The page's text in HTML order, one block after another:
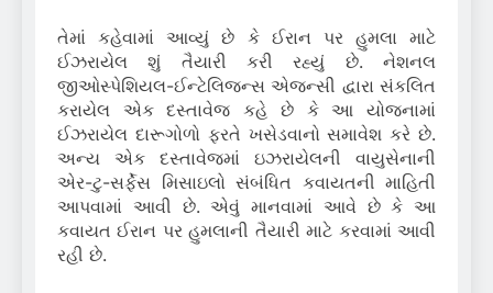
તેમાં કહેવામાં આવ્યું છે કે ઈરાન પર હુમલા માટે
ઈઝરાયેલ શું તૈયારી કરી રહ્યું છે. નેશનલ
જીઓસ્પેશિયલ-ઈન્ટેલિજન્સ એજન્સી દ્વારા સંકલિત
કરાયેલ એક દસ્તાવેજ કહે છે કે આ યોજનામાં
ઈઝરાયેલ દારૂગોળો ફરતે ખસેડવાનો સમાવેશ કરે છે.
અન્ય એક દસ્તાવેજમાં ઇઝરાયેલની વાયુસેનાની
એર-ટુ-સર્ફેસ મિસાઇલો સંબંધિત કવાયતની માહિતી
આપવામાં આવી છે. એવું માનવામાં આવે છે કે આ
કવાયત ઈરાન પર હુમલાની તૈયારી માટે કરવામાં આવી
રહી છે.